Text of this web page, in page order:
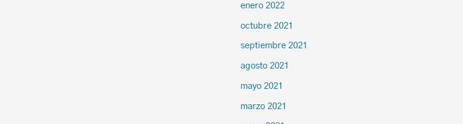
enero 2022
octubre 2021
septiembre 2021
agosto 2021
mayo 2021
marzo 2021